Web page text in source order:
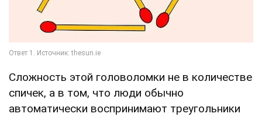
Сложность этой головоломки не в количестве
спичек, а в том, что люди обычно
автоматически воспринимают треугольники